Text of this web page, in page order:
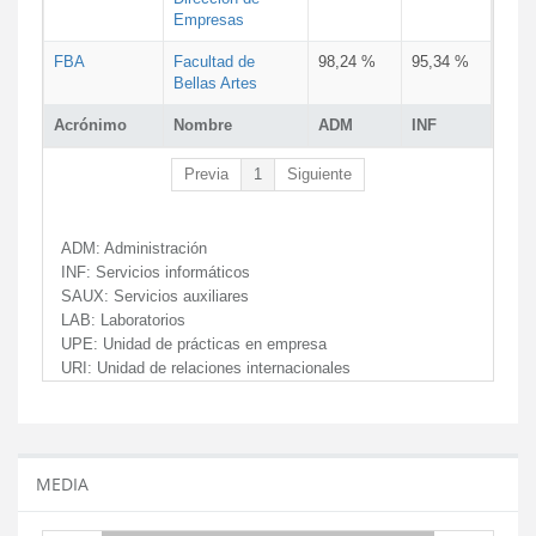
Acrónimo Nombre ADM INF
Empresas
FBA
Facultad de
Bellas Artes
98,24 % 95,34 %
Previa 1 Siguiente
ADM: Administración
INF: Servicios informáticos
SAUX: Servicios auxiliares
LAB: Laboratorios
UPE: Unidad de prácticas en empresa
URI: Unidad de relaciones internacionales
MEDIA